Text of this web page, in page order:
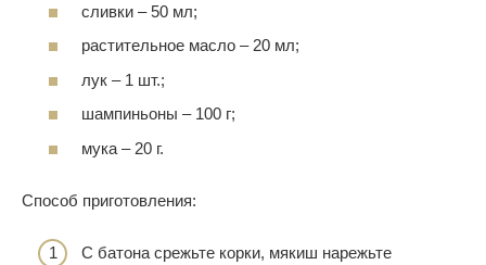
сливки – 50 мл;
растительное масло – 20 мл;
лук – 1 шт.;
шампиньоны – 100 г;
мука – 20 г.
Способ приготовления:
С батона срежьте корки, мякиш нарежьте